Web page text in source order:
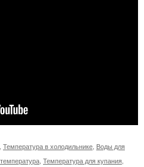
Температура в холодильнике Воды для
Температура для купания